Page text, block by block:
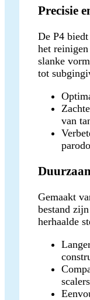
Precisie
De P4
het
slanke
tot
van
Gemaakt
bestand
herhaalde
scalers